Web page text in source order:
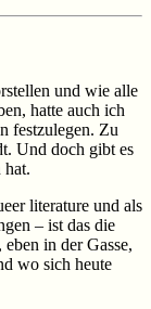
und wie alle
hatte auch ich
festzulegen. Zu
Und doch gibt es
hat.
literature und als
– ist das die
in der Gasse,
wo sich heute